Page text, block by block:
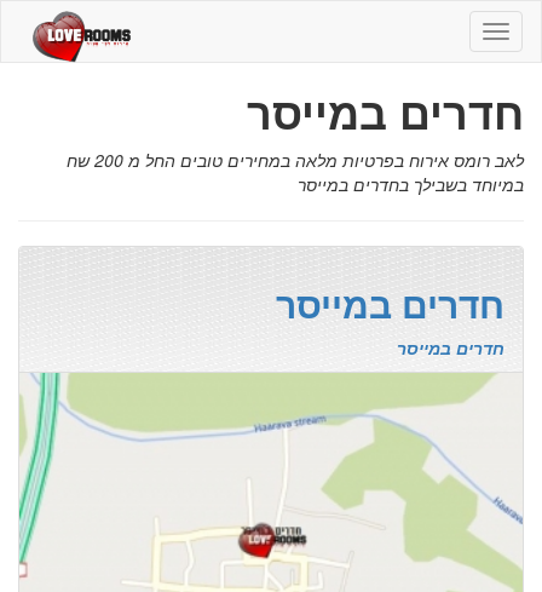
חדרים
במייסר
חדרים במייסר
לאב רומס אירוח בפרטיות מלאה במחירים טובים החל מ 200 שח
במיוחד בשבילך בחדרים במייסר
חדרים במייסר
חדרים במייסר